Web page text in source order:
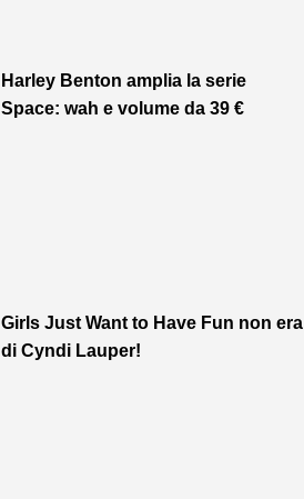
Harley Benton amplia la serie
Space: wah e volume da 39 €
Girls Just Want to Have Fun non era
di Cyndi Lauper!